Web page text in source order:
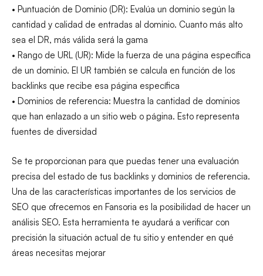
• Puntuación de Dominio (DR): Evalúa un dominio según la
cantidad y calidad de entradas al dominio. Cuanto más alto
sea el DR, más válida será la gama
• Rango de URL (UR): Mide la fuerza de una página específica
de un dominio. El UR también se calcula en función de los
backlinks que recibe esa página específica
• Dominios de referencia: Muestra la cantidad de dominios
que han enlazado a un sitio web o página. Esto representa
fuentes de diversidad
Se te proporcionan para que puedas tener una evaluación
precisa del estado de tus backlinks y dominios de referencia.
Una de las características importantes de los servicios de
SEO que ofrecemos en Fansoria es la posibilidad de hacer un
análisis SEO. Esta herramienta te ayudará a verificar con
precisión la situación actual de tu sitio y entender en qué
áreas necesitas mejorar